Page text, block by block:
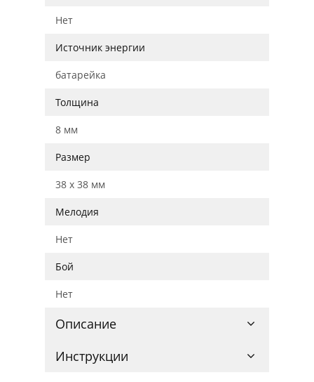
Нет
Источник энергии
батарейка
Толщина
8 мм
Размер
38 x 38 мм
Мелодия
Нет
Бой
Нет
Описание
Инструкции